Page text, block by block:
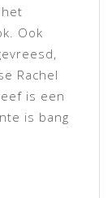
Ook
Rachel
is een
is bang